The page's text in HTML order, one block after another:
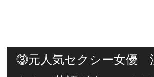
⓷元人気セクシー女優